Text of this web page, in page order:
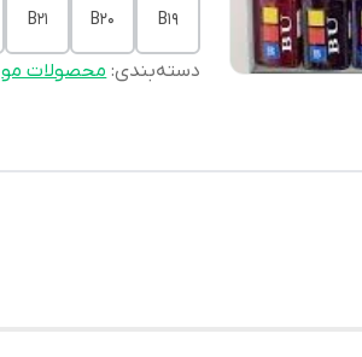
B19
B20
B21
دسته‌بندی:محصولات مو